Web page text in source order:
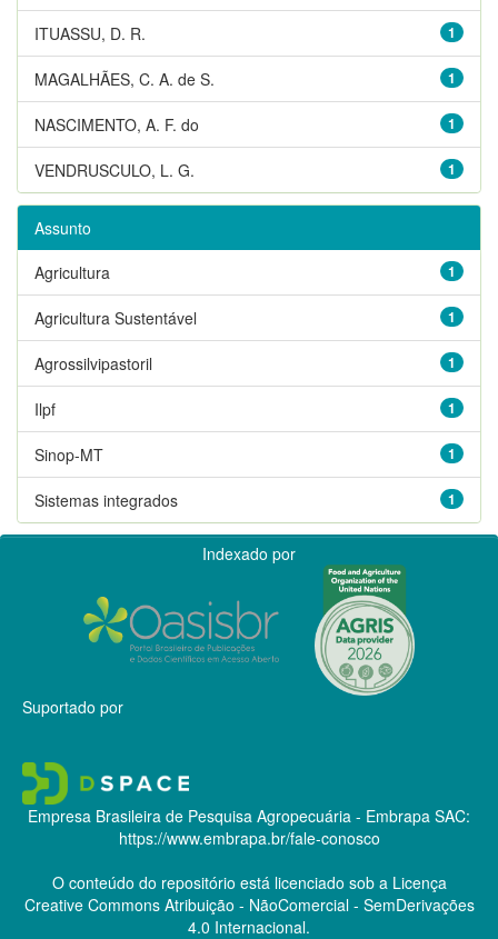
1
ITUASSU, D. R.
1
MAGALHÃES, C. A. de S.
1
NASCIMENTO, A. F. do
1
VENDRUSCULO, L. G.
Assunto
1
Agricultura
1
Agricultura Sustentável
1
Agrossilvipastoril
1
Ilpf
1
Sinop-MT
1
Sistemas integrados
Indexado por
Suportado por
Empresa Brasileira de Pesquisa Agropecuária - Embrapa SAC:
https://www.embrapa.br/fale-conosco
O conteúdo do repositório está licenciado sob a Licença
Creative CommonsAtribuição - NãoComercial - SemDerivações
4.0 Internacional.